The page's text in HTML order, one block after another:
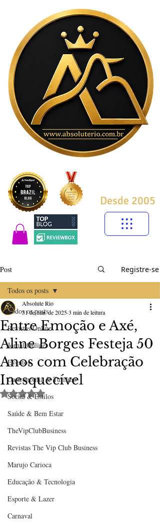
Desde 2005
Post Registre-se
Todos os posts
Revistas Online
Jornal Online
Eventos
Gastronomia & Turismo
Social & Estilos
Saúde & Bem Estar
TheVipClubBusiness
Revistas The Vip Club Business
Marujo Carioca
Educação & Tecnologia
Esporte & Lazer
Carnaval
Todos os posts
Entre Emoção e Axé,
Aline Borges Festeja 50
Anos com Celebração
Inesquecível
Absolute Rio
31 de mar. de 20253 min de leitura
Avaliado com NaN de 5 estrelas.